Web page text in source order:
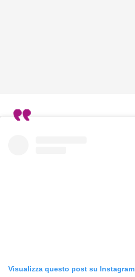
Visualizza questo post su Instagram